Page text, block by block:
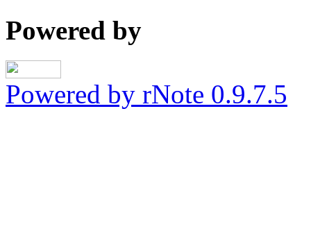
Powered by
Powered by rNote 0.9.7.5